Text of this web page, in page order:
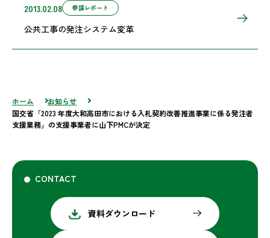
2013.02.08 参謀レポート
公共工事の発注システム変革
ホーム
お知らせ
国交省「2023 年度大和高田市における入札契約改善推進事業に係る発注者
支援業務」の支援事業者に山下PMCが決定
CONTACT
資料ダウンロード